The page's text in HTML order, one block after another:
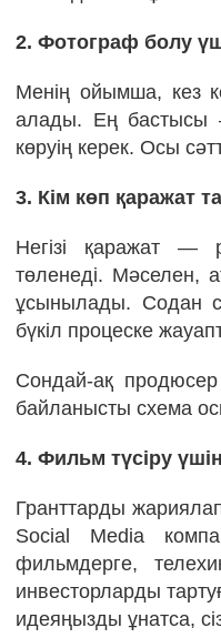
2. Фотограф болу
Менің ойымша, кез
алады. Ең бастысы
көруің керек. Осы
3. Кім көп қаражат
Негізі қаражат —
төленеді. Мәселен,
ұсынылады. Содан
бүкіл процеске
Сондай-ақ продюсер
байланысты схема
4. Фильм түсіру
Гранттарды
Social Media
фильмдерге,
инвесторларды
идеяңызды ұнатса,